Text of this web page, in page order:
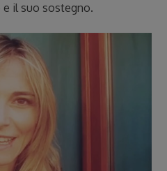
e il suo sostegno.